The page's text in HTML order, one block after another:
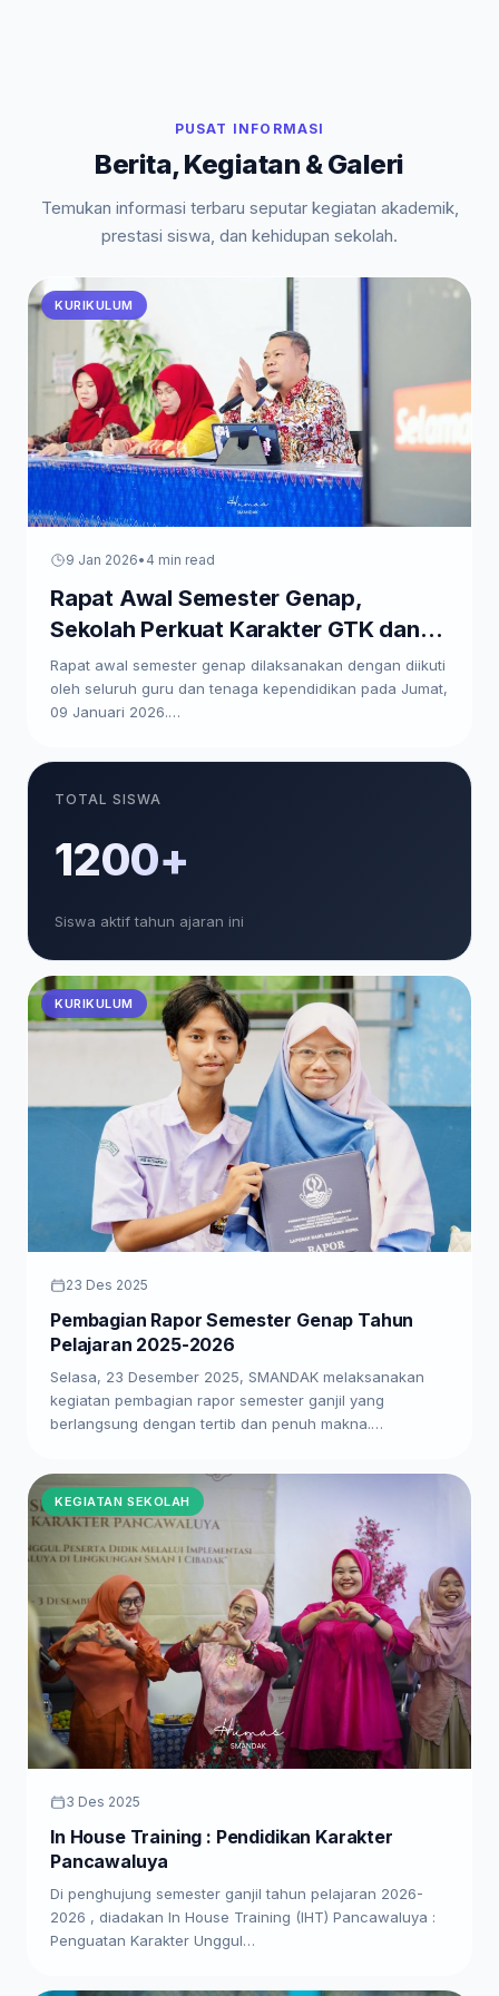
PUSAT INFORMASI
Berita, Kegiatan & Galeri
Temukan informasi terbaru seputar kegiatan akademik,
prestasi siswa, dan kehidupan sekolah.
KURIKULUM
9 Jan 2026• 4 min read
Rapat Awal Semester Genap,
Sekolah Perkuat Karakter GTK dan
Paparkan Program Kerja
Rapat awal semester genap dilaksanakan dengan diikuti
oleh seluruh guru dan tenaga kependidikan pada Jumat,
09 Januari 2026.…
TOTAL SISWA
1200+
Siswa aktif tahun ajaran ini
KURIKULUM
23 Des 2025
Pembagian Rapor Semester Genap Tahun
Pelajaran 2025-2026
Selasa, 23 Desember 2025, SMANDAK melaksanakan
kegiatan pembagian rapor semester ganjil yang
berlangsung dengan tertib dan penuh makna.…
KEGIATAN SEKOLAH
3 Des 2025
In House Training : Pendidikan Karakter
Pancawaluya
Di penghujung semester ganjil tahun pelajaran 2026-
2026 , diadakan In House Training (IHT) Pancawaluya :
Penguatan Karakter Unggul…